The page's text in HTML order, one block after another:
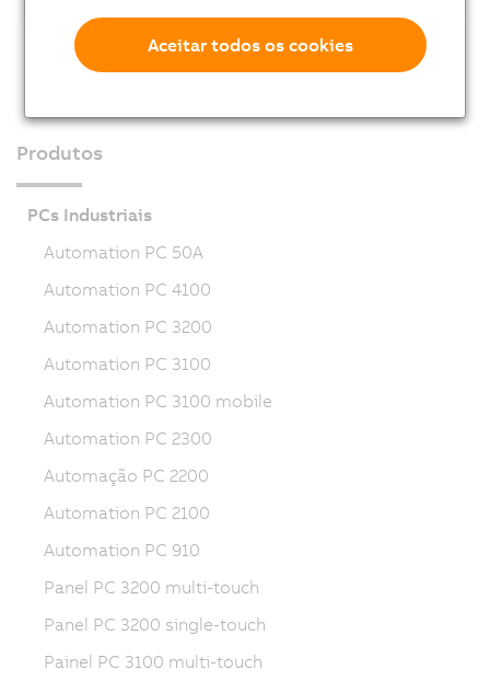
Produtos
PCs Industriais
Automation PC 50A
Automation PC 4100
Automation PC 3200
Automation PC 3100
Automation PC 3100 mobile
Automation PC 2300
Automação PC 2200
Automation PC 2100
Automation PC 910
Panel PC 3200 multi-touch
Panel PC 3200 single-touch
Painel PC 3100 multi-touch
Aceitar todos os cookies